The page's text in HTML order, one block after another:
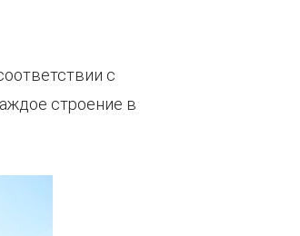
с
строение в